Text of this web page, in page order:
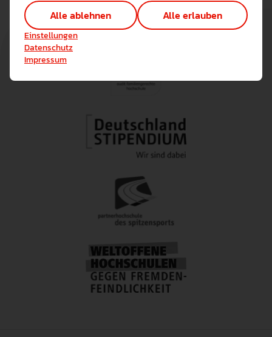
Alle ablehnen Alle erlauben
Einstellungen
Datenschutz
Impressum
Technisch notwendig (1)
Hier sind alle technisch
Analyse / Statistiken (1)
Einstellungen speichern